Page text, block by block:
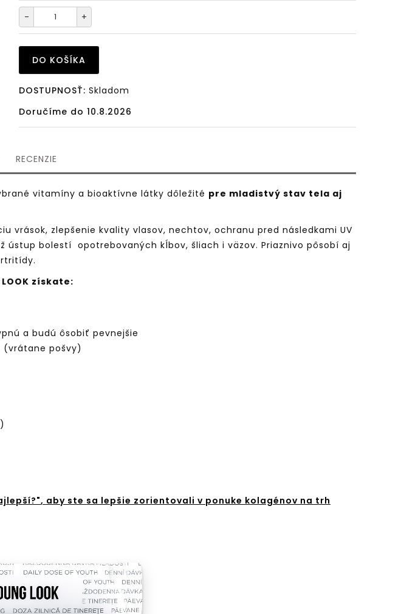
- +
DO KOŠÍKA
DOSTUPNOSŤ: Skladom
Doručíme do 10.8.2026
RECENZIE
vitamíny a bioaktívne látky dôležité pre mladistvý stav tela aj
vrások, zlepšenie kvality vlasov, nechtov, ochranu pred následkami UV
bolestí opotrebovaných kĺbov, šliach i väzov. Priaznivo pôsobí aj
získate:
a budú ôsobiť pevnejšie
pošvy)
, aby ste sa lepšie zorientovali v ponuke kolagénov na trh